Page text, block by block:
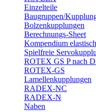
Einzelteile
Baugruppen/
Bolzenkupplungen
Berechnungs-Sheet
Kompendium
Spielfreie
ROTEX GS P nach
ROTEX-GS
Lamellenkupplungen
RADEX-NC
RADEX-N
Naben